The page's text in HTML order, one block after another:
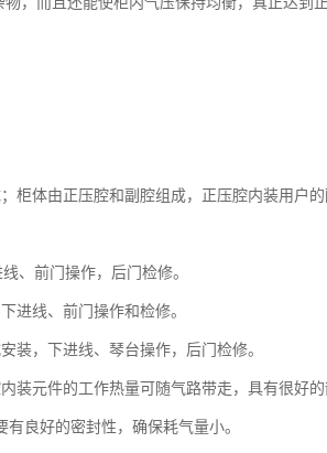
柜体由正压腔和副腔组成，正压腔内装用户
、前门操作，后门检修。
进线、前门操作和检修。
装，下进线、琴台操作，后门检修。
装元件的工作热量可随气路带走，具有很好
良好的密封性，确保耗气量小。